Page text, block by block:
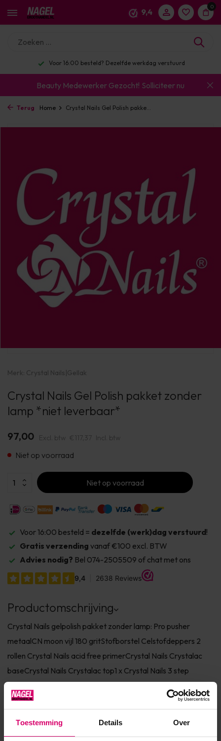
Toestemming Details Over
9,4
0
Voor 16:00 besteld? Dezelfde werkdag verstuurd
Beauty Medewerker Gezocht! Solliciteer nu
Terug Home Crystal Nails Gel Polish pakke...
Merk: Crystal Nails|Gellak
Crystal Nails Gel Polish pakket zonder
lamp *niet leverbaar*
97,00 Excl. btw €117,37 Incl. btw
Niet op voorraad
Niet op voorraad
Voor 16:00 besteld = dezelfde (werk)dag verstuurd!
Gratis verzending vanaf €100 excl. BTW
Advies nodig? Bel 074-2505509 of chat met ons
Productomschrijving
Crystal Nails gelpolish pakket zonder lamp: Pro pusher
metaalCN moon vijl 180 gritStofborstel Celstofdeppers 2
rollen Crystal Nails acid free primerCrystal Nails Crystalac
baseCrystal Nails Crystalac top1 x Crystal Nails 3 step
stuksCrystal Nails cleanser 100 mlCrystal Nails remover
Toon meer